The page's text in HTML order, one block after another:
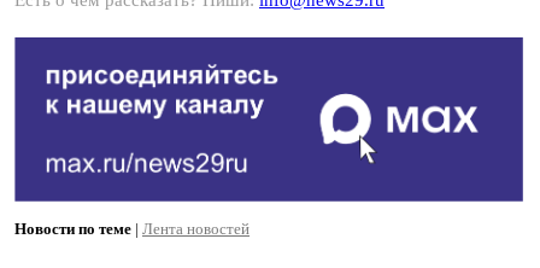
Новости по теме | Лента новостей